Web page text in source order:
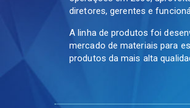
diretores, gerentes e
A linha de produtos foi
mercado de materiais para
produtos da mais alta